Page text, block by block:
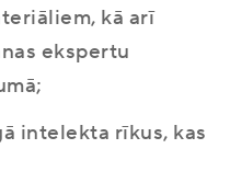
kā arī
ekspertu
intelekta rīkus, kas